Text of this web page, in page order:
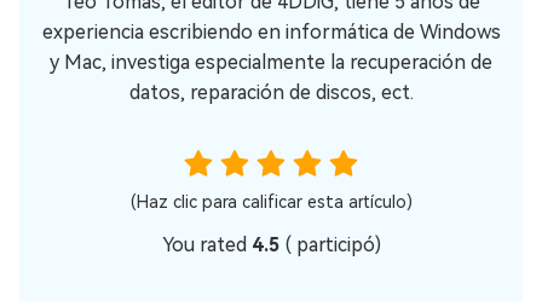
experiencia escribiendo en informática de Windows
y Mac, investiga especialmente la recuperación de
datos, reparación de discos, ect.
(Haz clic para calificar esta artículo)
You rated 4.5 (participó)